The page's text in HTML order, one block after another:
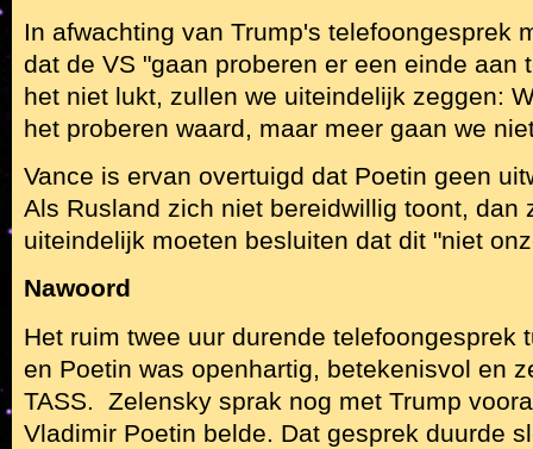
In afwachting van Trump's telefoongesprek
dat de VS "gaan proberen er een einde aan
het niet lukt, zullen we uiteindelijk zeggen:
het proberen waard, maar meer gaan we
Vance is ervan overtuigd dat Poetin geen
Als Rusland zich niet bereidwillig toont, dan
uiteindelijk moeten besluiten dat dit "niet
Nawoord
Het ruim twee uur durende telefoongesprek
en Poetin was openhartig, betekenisvol en
TASS. Zelensky sprak nog met Trump
Vladimir Poetin belde. Dat gesprek duurde